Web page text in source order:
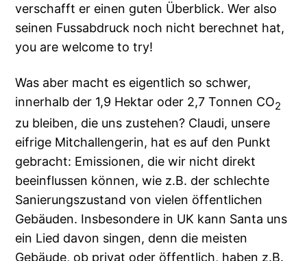
verschafft er einen guten Überblick. Wer also
seinen Fussabdruck noch nicht berechnet hat,
you are welcome to try!
Was aber macht es eigentlich so schwer,
innerhalb der 1,9 Hektar oder 2,7 Tonnen CO2
zu bleiben, die uns zustehen? Claudi, unsere
eifrige Mitchallengerin, hat es auf den Punkt
gebracht: Emissionen, die wir nicht direkt
beeinflussen können, wie z.B. der schlechte
Sanierungszustand von vielen öffentlichen
Gebäuden. Insbesondere in UK kann Santa uns
ein Lied davon singen, denn die meisten
Gebäude, ob privat oder öffentlich, haben z.B.